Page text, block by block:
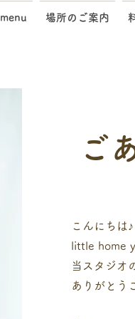
menu 場所のご案内
ご
こんにちは♪
little home
当スタジオ
ありがとう